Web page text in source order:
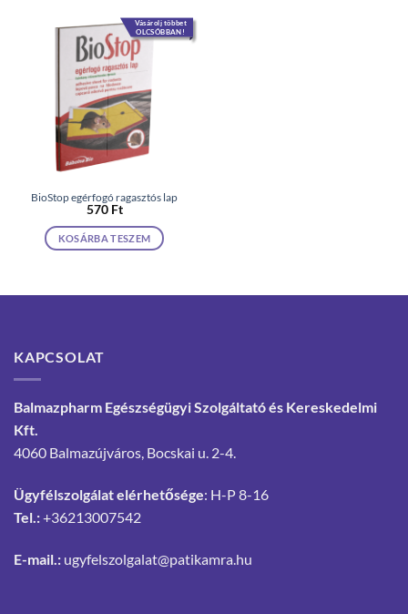
Vásárolj többet
OLCSÓBBAN!
BioStop egérfogó ragasztós lap
570 Ft
KOSÁRBA TESZEM
KAPCSOLAT
Balmazpharm Egészségügyi Szolgáltató és Kereskedelmi
Kft.
4060 Balmazújváros, Bocskai u. 2-4.
Ügyfélszolgálat elérhetősége: H-P 8-16
Tel.:+36213007542
E-mail.: ugyfelszolgalat@patikamra.hu